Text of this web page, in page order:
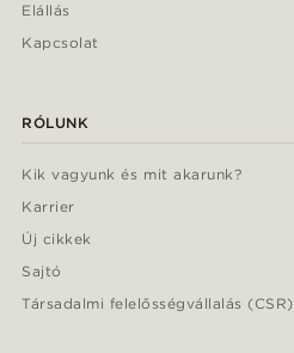
Elállás
Kapcsolat
RÓLUNK
Kik vagyunk és mit akarunk?
Karrier
Új cikkek
Sajtó
Társadalmi felelősségvállalás (CSR)